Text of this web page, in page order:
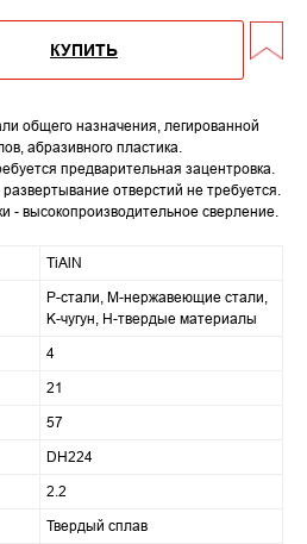
КУПИТЬ
общего назначения, легированной
абразивного пластика.
предварительная зацентровка.
отверстий не требуется.
- высокопроизводительное сверление.
TiAlN
P-стали, M-нержавеющие стали,
K-чугун, H-твердые материалы
4
21
57
DH224
2.2
Твердый сплав